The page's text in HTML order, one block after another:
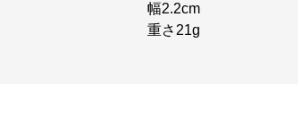
幅2.2cm
重さ21g